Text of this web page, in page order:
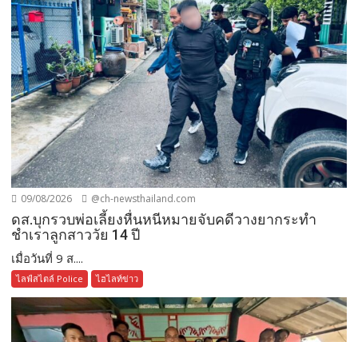
09/08/2026 @ch-newsthailand.com
ดส.บุกรวบพ่อเลี้ยงหื่นหนีหมายจับคดีวางยากระทำ
ชำเราลูกสาววัย 14 ปี
เมื่อวันที่ 9 ส....
ไลฟ์สไตล์ Police ไฮไลท์ข่าว